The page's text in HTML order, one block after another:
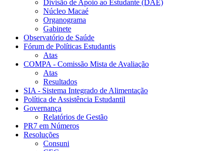
Divisão de Apoio ao Estudante (DAE)
Núcleo Macaé
Organograma
Gabinete
Observatório de Saúde
Fórum de Políticas Estudantis
Atas
COMPA - Comissão Mista de Avaliação
Atas
Resultados
SIA - Sistema Integrado de Alimentação
Política de Assistência Estudantil
Governança
Relatórios de Gestão
PR7 em Números
Resoluções
Consuni